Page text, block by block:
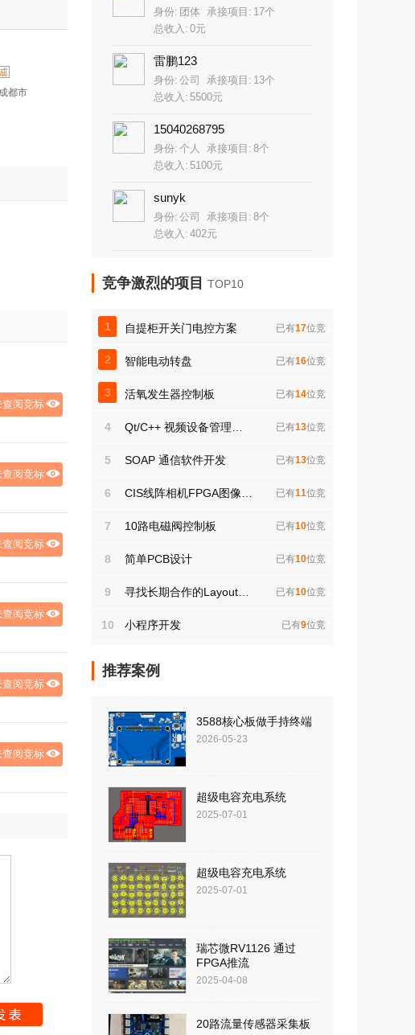
hdjyl
VIP
个人
业从事物联网、自动化控制及软件管理系统设
化系统设计开发经验，下设技术部、工程部、
业务部，有较强的设计、研发和生产能力，可
人才济济的研发阵容和具有先进创新理念的运
营团队，全部学历本科以上，以博士硕士带头
的科研开发团队。倡导团队协作，强调员工与
承着专业、诚信的经营理念，为客户提供高质
的服务，得到了各行业客户的一致肯定和好
的服务，提供最优质的产品，以客户需求为导
引进先进技术及开发新产品，为客户带来更为
全面的解决方案。 www.wulian56.com是我们
查阅竞标
查阅竞标
查阅竞标
查阅竞标
查阅竞标
查阅竞标
身份: 团体 承接项目: 17个
总收入: 0元
雷鹏123
身份: 公司 承接项目: 13个
总收入: 5500元
15040268795
身份: 个人 承接项目: 8个
总收入: 5100元
sunyk
身份: 公司 承接项目: 8个
总收入: 402元
竞争激烈的项目 TOP10
1 自提柜开关门电控方案 已有17位竞
2 智能电动转盘 已有16位竞
3 活氧发生器控制板 已有14位竞
4 已有13位竞
5 SOAP 通信软件开发 已有13位竞
6 已有11位竞
7 10路电磁阀控制板 已有10位竞
8 简单PCB设计 已有10位竞
9 已有10位竞
10 小程序开发 已有9位竞
推荐案例
3588核心板做手持终端
2026-05-23
超级电容充电系统
2025-07-01
超级电容充电系统
2025-07-01
瑞芯微RV1126 通过
FPGA推流
2025-04-08
20路流量传感器采集板